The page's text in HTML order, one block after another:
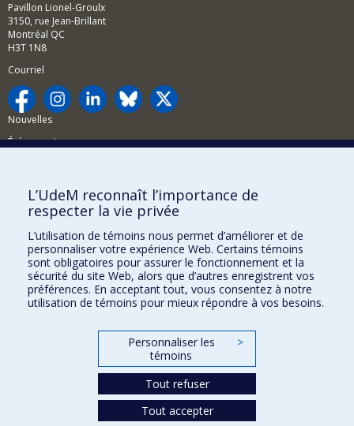
Pavillon Lionel-Groulx
3150, rue Jean-Brillant
Montréal QC
H3T 1N8
Courriel
Nouvelles
Événements
BESOIN D'AIDE?
Plan du site
Signaler une erreur
Accessibilité
FACULTÉ DES ARTS ET DES SCIENCES
Nos programmes et cours
L’UdeM reconnaît l’importance de
respecter la vie privée
L’utilisation de témoins nous permet d’améliorer et de
personnaliser votre expérience Web. Certains témoins
sont obligatoires pour assurer le fonctionnement et la
sécurité du site Web, alors que d’autres enregistrent vos
préférences. En acceptant tout, vous consentez à notre
utilisation de témoins pour mieux répondre à vos besoins.
Personnaliser les
témoins
>
Tout refuser
Tout accepter